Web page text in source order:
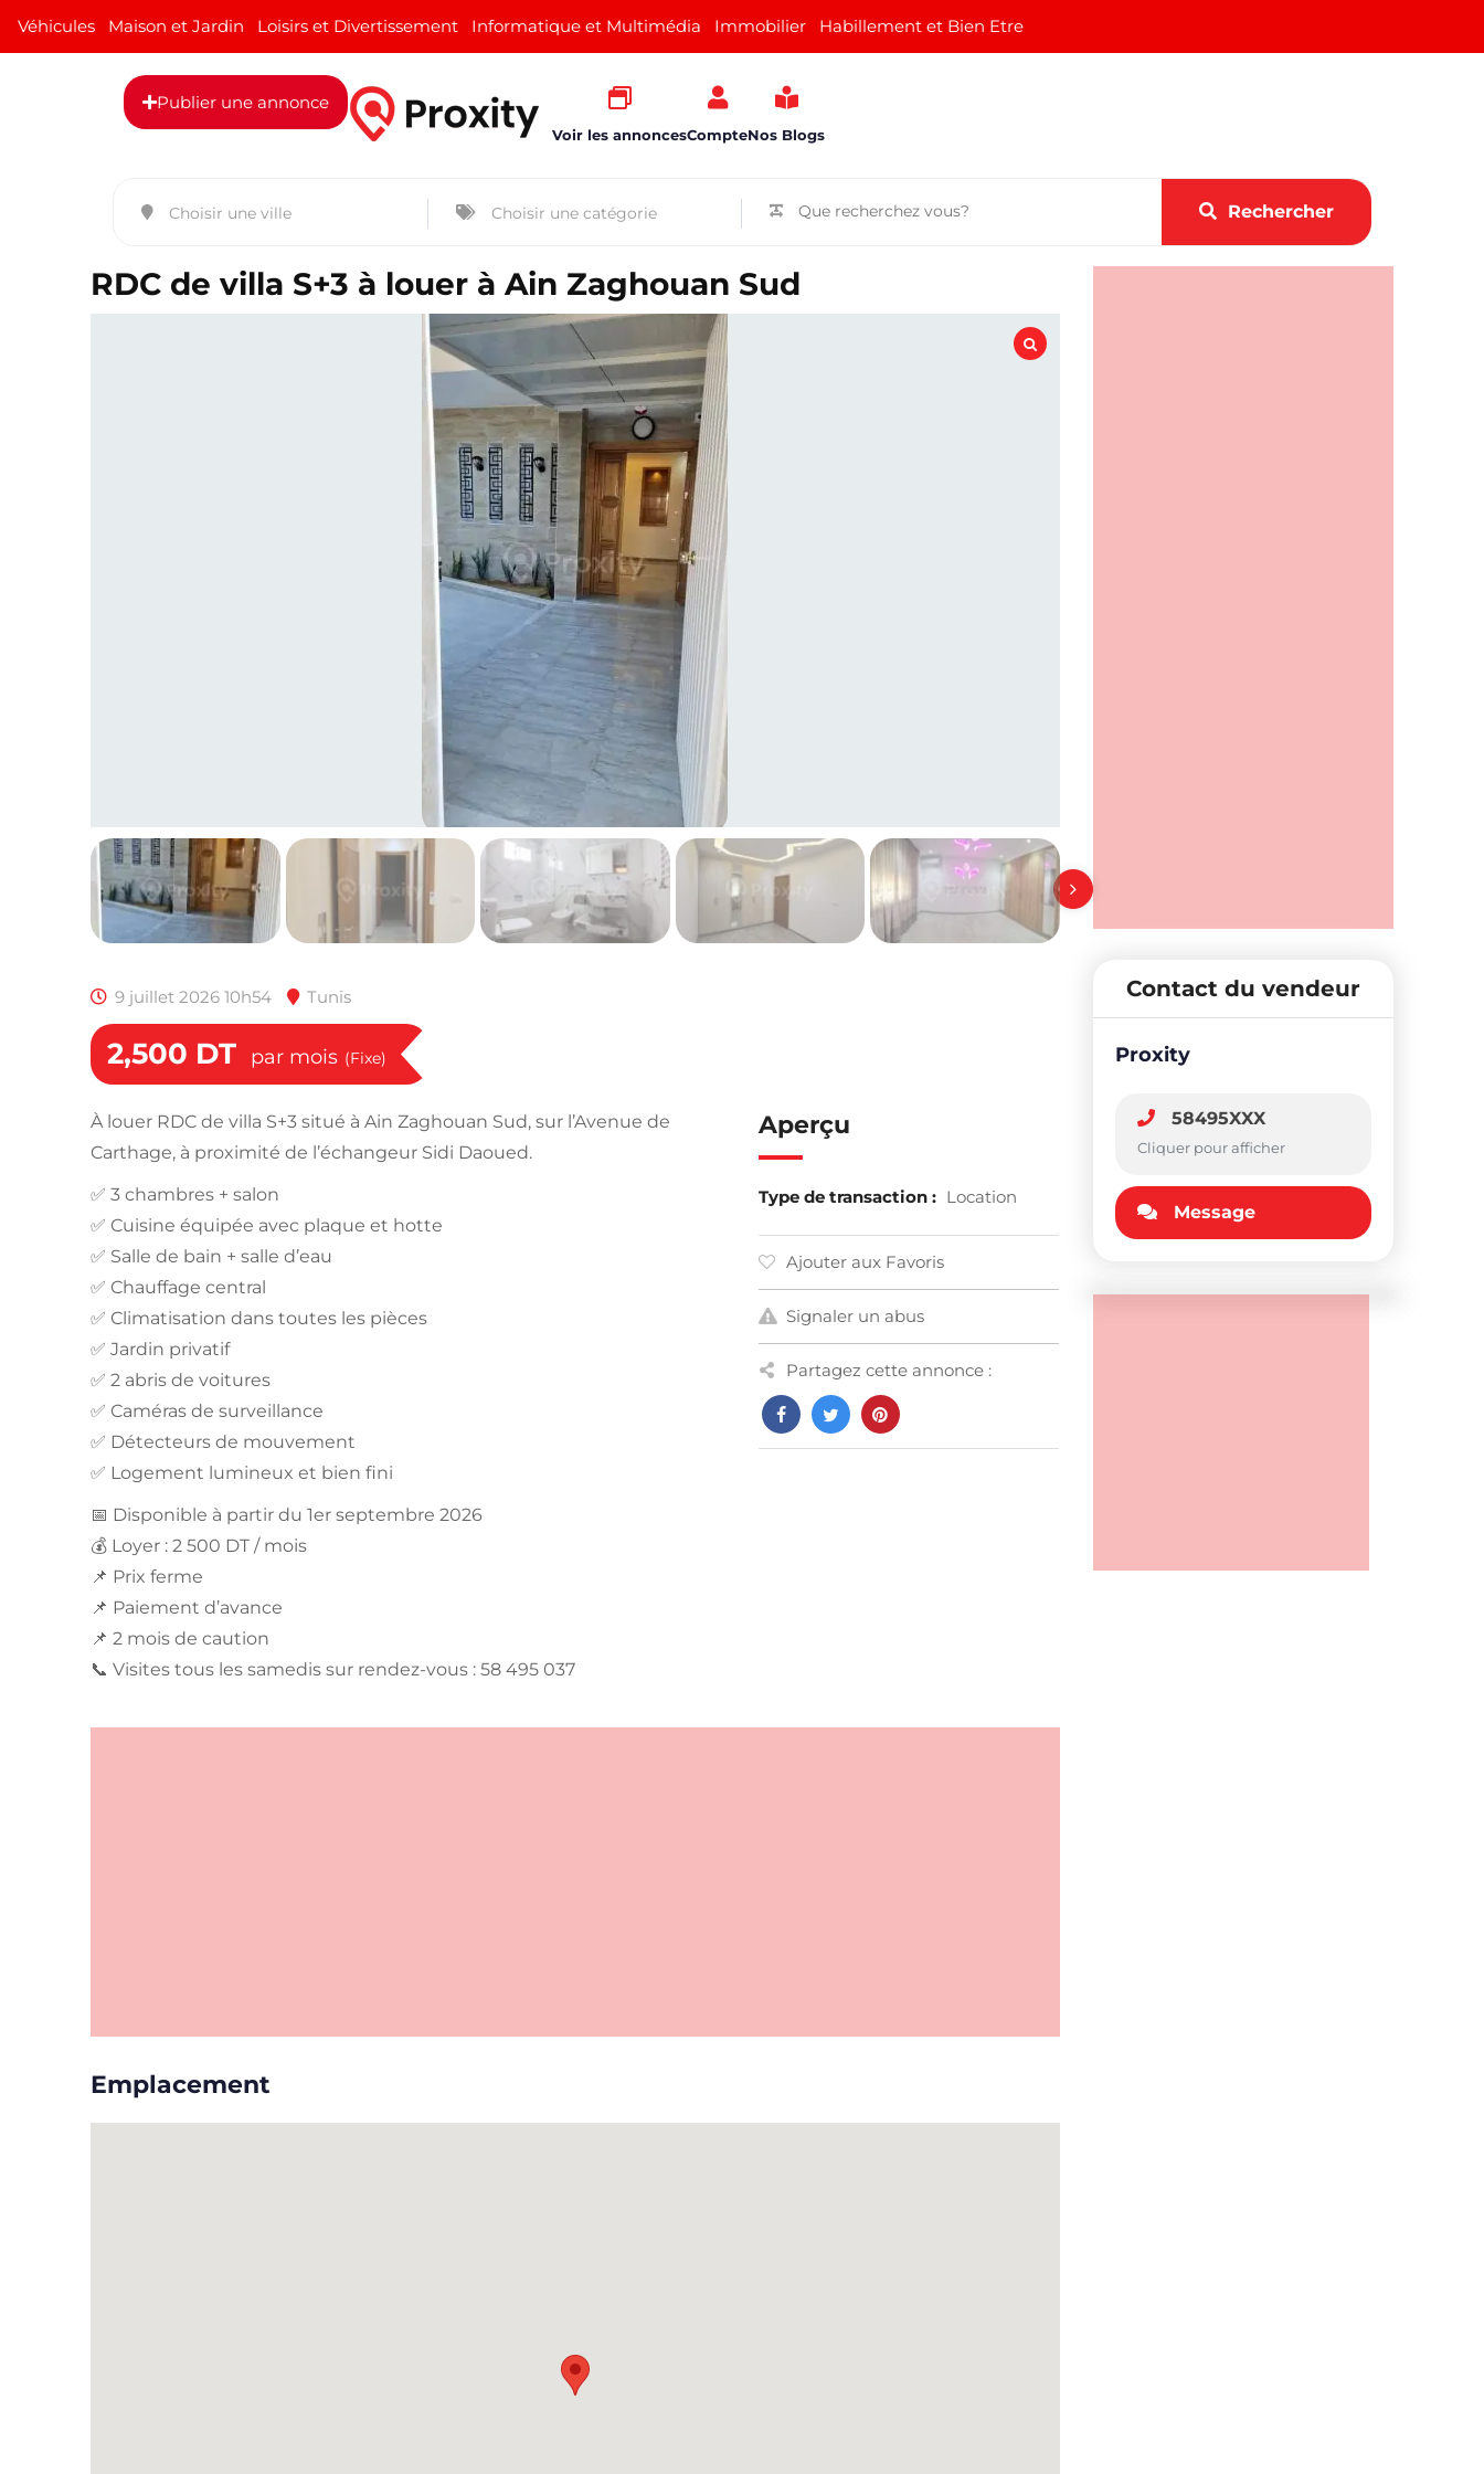
Véhicules Maison et Jardin Loisirs et Divertissement Informatique et Multimédia Immobilier Habillement et Bien Etre
Publier une annonce
Voir les annoncesCompteNos Blogs
Rechercher
RDC de villa S+3 à louer à Ain Zaghouan Sud
9 juillet 2026 10h54 Tunis
2,500 DT par mois (Fixe)
À louer RDC de villa S+3 situé à Ain Zaghouan Sud, sur l’Avenue de
Carthage, à proximité de l’échangeur Sidi Daoued.
✅ 3 chambres + salon
✅ Cuisine équipée avec plaque et hotte
✅ Salle de bain + salle d’eau
✅ Chauffage central
✅ Climatisation dans toutes les pièces
✅ Jardin privatif
✅ 2 abris de voitures
✅ Caméras de surveillance
✅ Détecteurs de mouvement
✅ Logement lumineux et bien fini
📅 Disponible à partir du 1er septembre 2026
💰 Loyer : 2 500 DT / mois
📌 Prix ferme
📌 Paiement d’avance
📌 2 mois de caution
📞 Visites tous les samedis sur rendez-vous : 58 495 037
Aperçu
Type de transaction : Location
Ajouter aux Favoris
Signaler un abus
Partagez cette annonce :
Emplacement
Contact du vendeur
Proxity
58495XXX
Cliquer pour afficher
Message